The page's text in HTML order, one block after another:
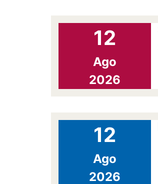
12
Ago
2026
12
Ago
2026